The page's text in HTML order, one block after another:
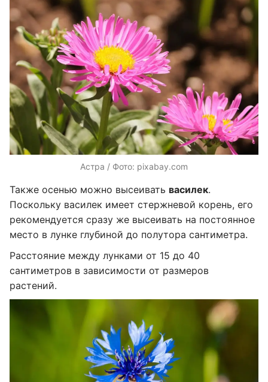
Астра / Фото: pixabay.com
Также осенью можно высеивать василек.
Поскольку василек имеет стержневой корень, его
рекомендуется сразу же высеивать на постоянное
место в лунке глубиной до полутора сантиметра.
Расстояние между лунками от 15 до 40
сантиметров в зависимости от размеров
растений.